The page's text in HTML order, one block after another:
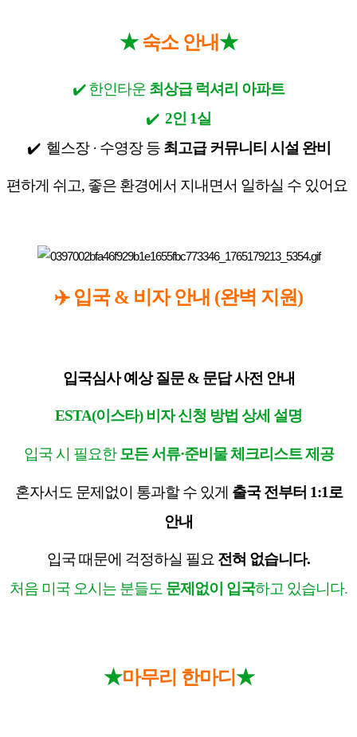
★ 숙소 안내★
✔️ 한인타운 최상급 럭셔리 아파트
✔️ 2인 1실
✔️ 헬스장· 수영장 등 최고급 커뮤니티 시설 완비
편하게 쉬고, 좋은 환경에서 지내면서 일하실 수 있어요
✈️ 입국& 비자 안내 (완벽 지원)
입국심사 예상 질문& 문답 사전 안내
ESTA(이스타)비자 신청 방법 상세 설명
입국 시 필요한모든 서류·준비물 체크리스트 제공
혼자서도 문제없이 통과할 수 있게 출국 전부터 1:1로
안내
입국 때문에 걱정하실 필요 전혀 없습니다.
처음 미국 오시는 분들도 문제없이 입국하고 있습니다.
★마무리 한마디 ★